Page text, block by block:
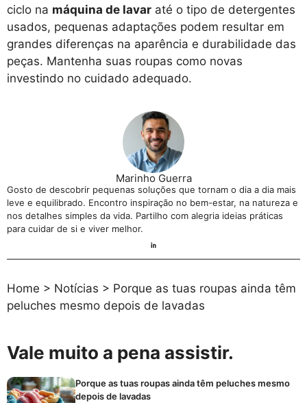
ciclo na máquina de lavar até o tipo de detergentes
usados, pequenas adaptações podem resultar em
grandes diferenças na aparência e durabilidade das
peças. Mantenha suas roupas como novas
investindo no cuidado adequado.
Marinho Guerra
Gosto de descobrir pequenas soluções que tornam o dia a dia mais
leve e equilibrado. Encontro inspiração no bem-estar, na natureza e
nos detalhes simples da vida. Partilho com alegria ideias práticas
para cuidar de si e viver melhor.
Home > Notícias > Porque as tuas roupas ainda têm
peluches mesmo depois de lavadas
Vale muito a pena assistir.
Porque as tuas roupas ainda têm peluches mesmo
depois de lavadas